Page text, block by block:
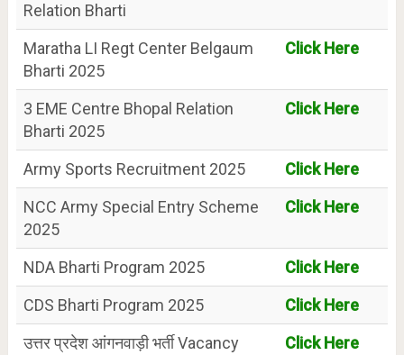
Relation Bharti
Maratha LI Regt Center Belgaum
Bharti 2025
Click Here
3 EME Centre Bhopal Relation
Bharti 2025
Click Here
Army Sports Recruitment 2025
Click Here
NCC Army Special Entry Scheme
2025
Click Here
NDA Bharti Program 2025
Click Here
CDS Bharti Program 2025
Click Here
उत्तर प्रदेश आंगनवाड़ी भर्ती Vacancy
Click Here